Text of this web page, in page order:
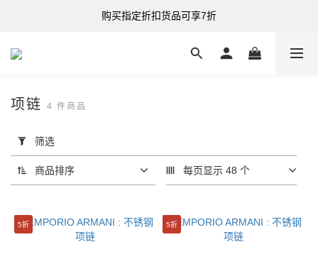
购买指定折扣货品可享7折
购买指定折扣货品可享7折
港台澳 全单满HK$500 即享免运费
用
筛
选
(0/20)
分
项链 4 件商品
筛选
商品排序 每页显示 48 个
5折 5折